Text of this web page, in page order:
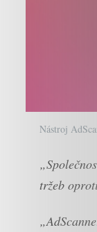
Nástroj
tržeb